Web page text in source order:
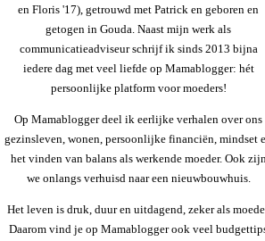
en Floris '17), getrouwd met Patrick en geboren en
getogen in Gouda. Naast mijn werk als
communicatieadviseur schrijf ik sinds 2013 bijna
iedere dag met veel liefde op Mamablogger: hét
persoonlijke platform voor moeders!
Op Mamablogger deel ik eerlijke verhalen over ons
gezinsleven, wonen, persoonlijke financiën, mindset
het vinden van balans als werkende moeder. Ook
we onlangs verhuisd naar een nieuwbouwhuis.
Het leven is druk, duur en uitdagend, zeker als
Daarom vind je op Mamablogger ook veel